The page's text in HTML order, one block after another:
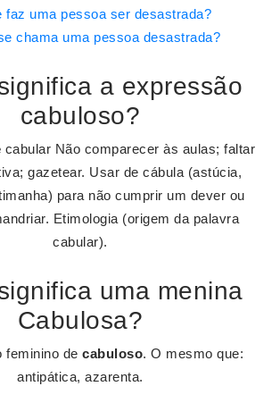
faz uma pessoa ser desastrada?
chama uma pessoa desastrada?
a expressão
cabuloso?
cabular Não comparecer às aulas; faltar
gazetear. Usar de cábula (astúcia,
para não cumprir um dever ou
Etimologia (origem da palavra
cabular).
uma menina
Cabulosa?
feminino decabuloso. O mesmo que:
antipática, azarenta.